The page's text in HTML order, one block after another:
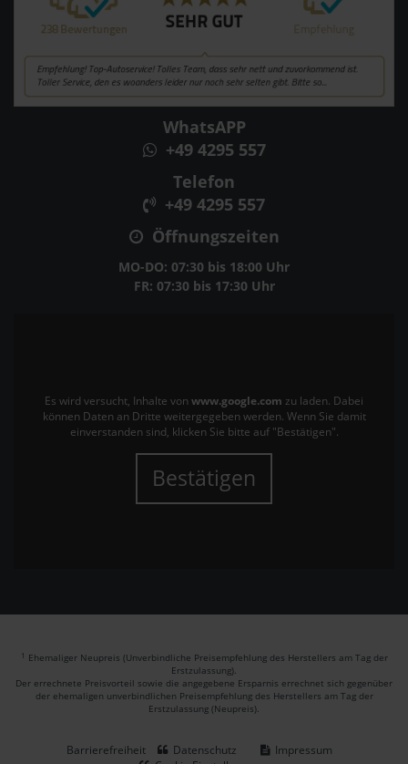
WhatsAPP
+49 4295 557
Telefon
+49 4295 557
Öffnungszeiten
MO-DO: 07:30 bis 18:00 Uhr
FR: 07:30 bis 17:30 Uhr
Es wird versucht, Inhalte von www.google.com zu laden. Dabei
können Daten an Dritte weitergegeben werden. Wenn Sie damit
einverstanden sind, klicken Sie bitte auf "Bestätigen".
Bestätigen
1 Ehemaliger Neupreis (Unverbindliche Preisempfehlung des Herstellers am Tag der
Erstzulassung).
Der errechnete Preisvorteil sowie die angegebene Ersparnis errechnet sich gegenüber
der ehemaligen unverbindlichen Preisempfehlung des Herstellers am Tag der
Erstzulassung (Neupreis).
Barrierefreiheit Datenschutz
Impressum